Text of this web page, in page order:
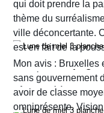
fragilités des uns
de nous
d'Hérodias et de
EAN/ISBN : 978-
Nombre de
qui doit prendre la
thème du
ville déconcertante.
est en fait de la
cours un peu
au métro qu’ils
hôtel situé à Ixelles,
cause de travaux.
Mon avis : Bruxelles
sans gouvernement
avoir de classe
omniprésente.